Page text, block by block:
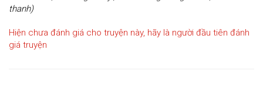
thanh)
Hiện chưa đánh giá cho truyện này, hãy là người đầu tiên đánh
giá truyện